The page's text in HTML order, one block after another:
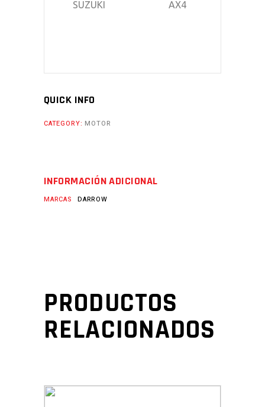
SUZUKI
AX4
QUICK INFO
CATEGORY: MOTOR
INFORMACIÓN ADICIONAL
MARCAS DARROW
PRODUCTOS
RELACIONADOS